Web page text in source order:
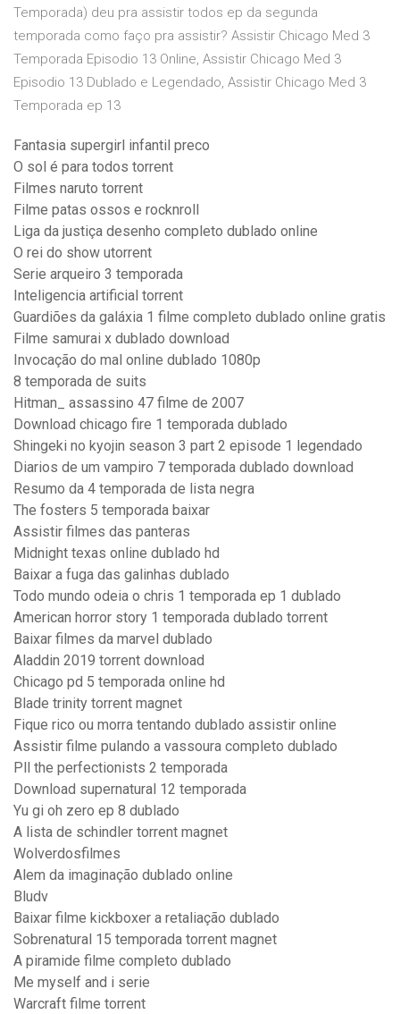
Temporada) deu pra assistir todos ep da segunda
temporada como faço pra assistir? Assistir Chicago Med 3
Temporada Episodio 13 Online, Assistir Chicago Med 3
Episodio 13 Dublado e Legendado, Assistir Chicago Med 3
Temporada ep 13
Fantasia supergirl infantil preco
O sol é para todos torrent
Filmes naruto torrent
Filme patas ossos e rocknroll
Liga da justiça desenho completo dublado online
O rei do show utorrent
Serie arqueiro 3 temporada
Inteligencia artificial torrent
Guardiões da galáxia 1 filme completo dublado online gratis
Filme samurai x dublado download
Invocação do mal online dublado 1080p
8 temporada de suits
Hitman_ assassino 47 filme de 2007
Download chicago fire 1 temporada dublado
Shingeki no kyojin season 3 part 2 episode 1 legendado
Diarios de um vampiro 7 temporada dublado download
Resumo da 4 temporada de lista negra
The fosters 5 temporada baixar
Assistir filmes das panteras
Midnight texas online dublado hd
Baixar a fuga das galinhas dublado
Todo mundo odeia o chris 1 temporada ep 1 dublado
American horror story 1 temporada dublado torrent
Baixar filmes da marvel dublado
Aladdin 2019 torrent download
Chicago pd 5 temporada online hd
Blade trinity torrent magnet
Fique rico ou morra tentando dublado assistir online
Assistir filme pulando a vassoura completo dublado
Pll the perfectionists 2 temporada
Download supernatural 12 temporada
Yu gi oh zero ep 8 dublado
A lista de schindler torrent magnet
Wolverdosfilmes
Alem da imaginação dublado online
Bludv
Baixar filme kickboxer a retaliação dublado
Sobrenatural 15 temporada torrent magnet
A piramide filme completo dublado
Me myself and i serie
Warcraft filme torrent